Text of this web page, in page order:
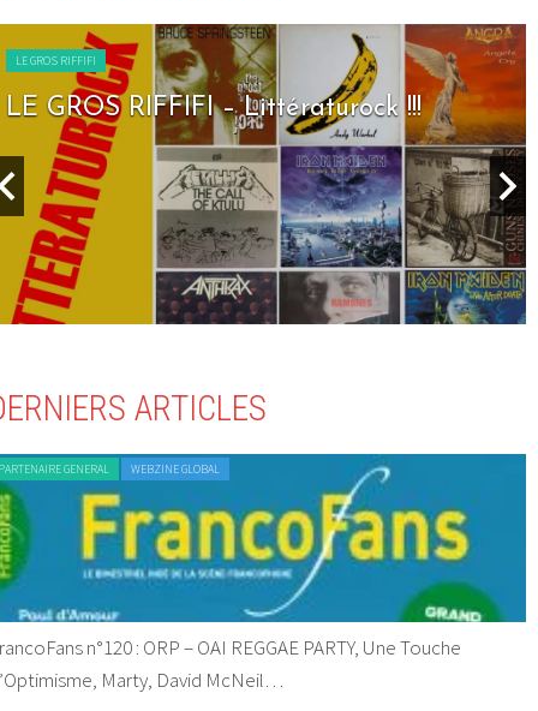
LE GROS RIFFIFI
LE GROS RIFFIFI – Littératurock !!!
ARTICLES
GENERAL WEBZINE GLOBAL
n°120 : ORP – OAI REGGAE PARTY, Une Touche
Marty, David McNeil…